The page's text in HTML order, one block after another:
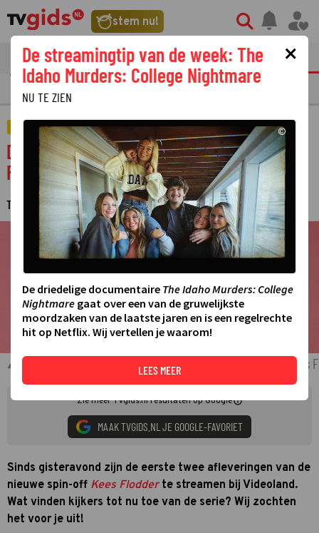
stem nu!
tvgids streaming nieuws
STREAMING
Dit zijn de eerste reacties op spin-off Kees
Flodder
TESSA KOK · 19 MEI 2026 07:48
Ghislaine van IJperen als Kees Junior, Tatjana Šimi? als Kees
Zie meer TVgids.nl resultaten op Google
MAAK TVGIDS.NL JE GOOGLE-FAVORIET
Sinds gisteravond zijn de eerste twee afleveringen van de
nieuwe spin-off Kees Flodderte streamen bij Videoland.
Wat vinden kijkers tot nu toe van de serie? Wij zochten
het voor je uit!
×
De streamingtip van de week: The
Idaho Murders: College Nightmare
NU TE ZIEN
©
De driedelige documentaire The Idaho Murders: College
Nightmare gaat over een van de gruwelijkste
moordzaken van de laatste jaren en is een regelrechte
hit op Netflix. Wij vertellen je waarom!
LEES MEER